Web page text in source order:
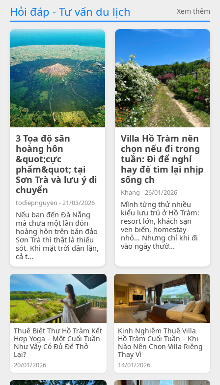
Hỏi đáp - Tư vấn du lịch Xem thêm
3 Tọa độ săn
hoàng hôn
&quot;cực
phẩm&quot; tại
Sơn Trà và lưu ý di
chuyển
todiepnguyen - 21/03/2026
Nếu bạn đến Đà Nẵng
mà chưa một lần đón
hoàng hôn trên bán đảo
Sơn Trà thì thật là thiếu
sót. Khi mặt trời dần lặn,
cả t...
Villa Hồ Tràm nên
chọn nếu đi trong
tuần: Đi để nghỉ
hay để tìm lại nhịp
sống ch
Khang - 26/01/2026
Mình từng thử nhiều
kiểu lưu trú ở Hồ Tràm:
resort lớn, khách sạn
ven biển, homestay
nhỏ… Nhưng chỉ khi đi
vào ngày thườ...
Thuê Biệt Thự Hồ Tràm Kết
Hợp Yoga – Một Cuối Tuần
Như Vậy Có Đủ Để Thở
Lại?
20/01/2026
Kinh Nghiệm Thuê Villa
Hồ Tràm Cuối Tuần – Khi
Nào Nên Chọn Villa Riêng
Thay Vì
14/01/2026